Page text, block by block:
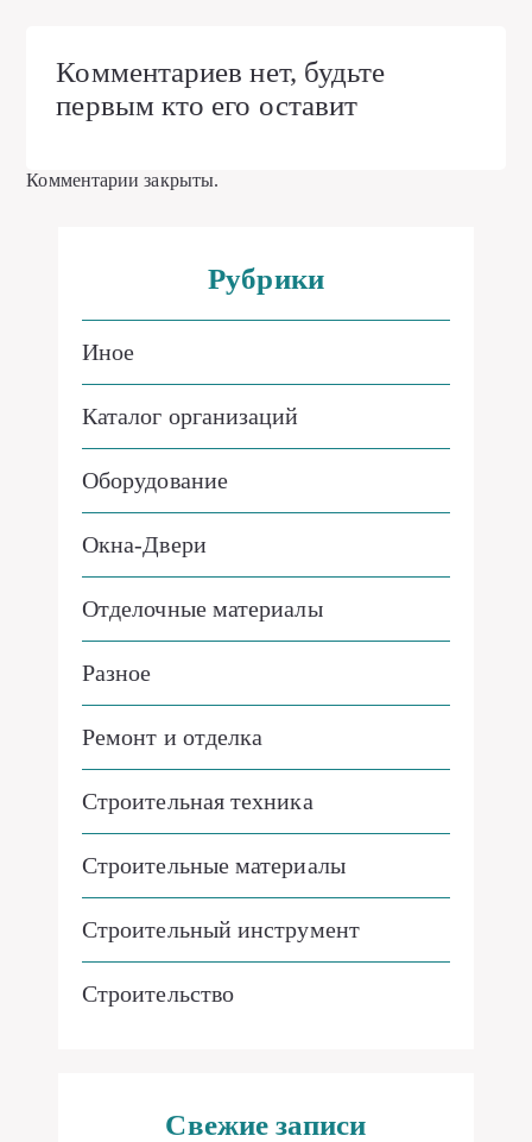
Комментариев нет, будьте
первым кто его оставит
Комментарии закрыты.
Рубрики
Иное
Каталог организаций
Оборудование
Окна-Двери
Отделочные материалы
Разное
Ремонт и отделка
Строительная техника
Строительные материалы
Строительный инструмент
Строительство
Свежие записи